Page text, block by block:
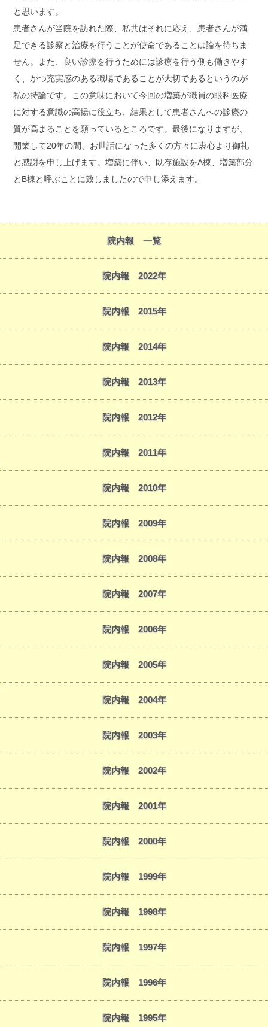
と思います。
患者さんが当院を訪れた際、私共はそれに応え、患者さんが満
足できる診察と治療を行うことが使命であることは論を待ちま
せん。また、良い診療を行うためには診療を行う側も働きやす
く、かつ充実感のある職場であることが大切であるというのが
私の持論です。この意味において今回の増築が職員の眼科医療
に対する意識の高揚に役立ち、結果として患者さんへの診療の
質が高まることを願っているところです。最後になりますが、
開業して20年の間、お世話になった多くの方々に衷心より御礼
と感謝を申し上げます。増築に伴い、既存施設をA棟、増築部分
とB棟と呼ぶことに致しましたので申し添えます。
院内報 一覧
院内報 2022年
院内報 2015年
院内報 2014年
院内報 2013年
院内報 2012年
院内報 2011年
院内報 2010年
院内報 2009年
院内報 2008年
院内報 2007年
院内報 2006年
院内報 2005年
院内報 2004年
院内報 2003年
院内報 2002年
院内報 2001年
院内報 2000年
院内報 1999年
院内報 1998年
院内報 1997年
院内報 1996年
院内報 1995年